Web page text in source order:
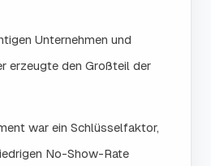
Unternehmen und
erzeugte den Großteil der
war ein Schlüsselfaktor,
No-Show-Rate